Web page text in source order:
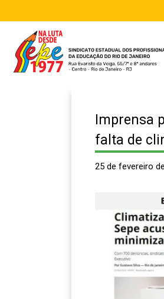
Imprensa
falta de
25 de fevereiro